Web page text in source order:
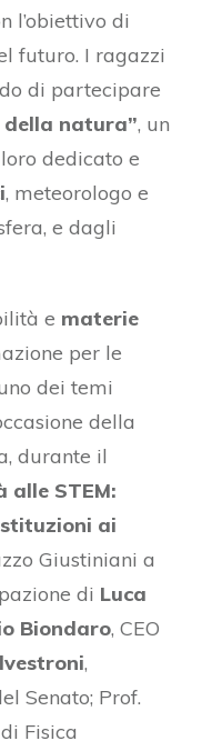
l’obiettivo di
futuro. I ragazzi
di partecipare
della natura”, un
dedicato e
, meteorologo e
e dagli
e materie
per le
dei temi
della
durante il
alle STEM:
ai
Giustiniani a
di Luca
Biondaro, CEO
,
Senato; Prof.
Fisica